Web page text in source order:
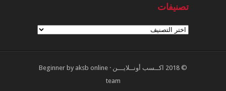
تصنيفات
تصنيفات
© 2018 اكــسب أونــلايـــن ·
Beginner by aksb online
team